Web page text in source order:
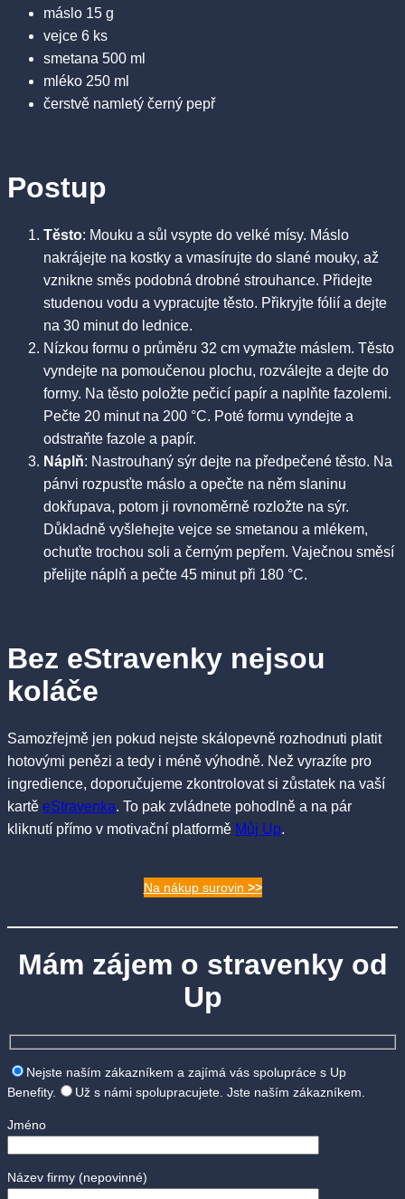
máslo 15 g
vejce 6 ks
smetana 500 ml
mléko 250 ml
čerstvě namletý černý pepř
Postup
Těsto: Mouku a sůl vsypte do velké mísy. Máslo
nakrájejte na kostky a vmasírujte do slané mouky, až
vznikne směs podobná drobné strouhance. Přidejte
studenou vodu a vypracujte těsto. Přikryjte fólií a dejte
na 30 minut do lednice.
Nízkou formu o průměru 32 cm vymažte máslem. Těsto
vyndejte na pomoučenou plochu, rozválejte a dejte do
formy. Na těsto položte pečicí papír a naplňte fazolemi.
Pečte 20 minut na 200 °C. Poté formu vyndejte a
odstraňte fazole a papír.
Náplň: Nastrouhaný sýr dejte na předpečené těsto. Na
pánvi rozpusťte máslo a opečte na něm slaninu
dokřupava, potom ji rovnoměrně rozložte na sýr.
Důkladně vyšlehejte vejce se smetanou a mlékem,
ochuťte trochou soli a černým pepřem. Vaječnou směsí
přelijte náplň a pečte 45 minut při 180 °C.
Bez eStravenky nejsou
koláče
Samozřejmě jen pokud nejste skálopevně rozhodnuti platit
hotovými penězi a tedy i méně výhodně. Než vyrazíte pro
ingredience, doporučujeme zkontrolovat si zůstatek na vaší
kartě eStravenka. To pak zvládnete pohodlně a na pár
kliknutí přímo v motivační platformě Můj Up.
Na nákup surovin >>
Mám zájem o stravenky od
Up
Nejste naším zákazníkem a zajímá vás spolupráce s Up
Benefity.
Už s námi spolupracujete. Jste naším zákazníkem.
Jméno
Název firmy (nepovinné)